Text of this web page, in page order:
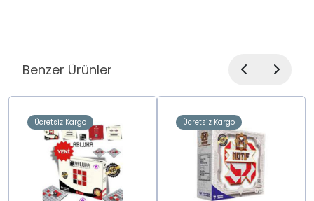
Benzer Ürünler
Ücretsiz Kargo Ücretsiz Kargo